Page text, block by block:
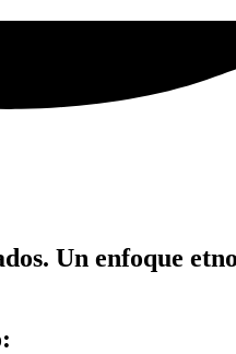
Un enfoque